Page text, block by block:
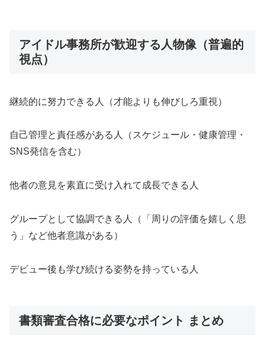
アイドル事務所が歓迎する人物像（普遍的
視点）
継続的に努力できる人（才能よりも伸びしろ重視）
自己管理と責任感がある人（スケジュール・健康管理・
SNS発信を含む）
他者の意見を素直に受け入れて成長できる人
グループとして協調できる人（「周りの評価を嬉しく思
う」など他者意識がある）
デビュー後も学び続ける姿勢を持っている人
書類審査合格に必要なポイント まとめ